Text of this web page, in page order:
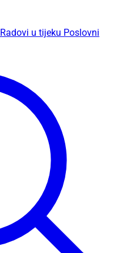
Radovi u tijeku Poslovni